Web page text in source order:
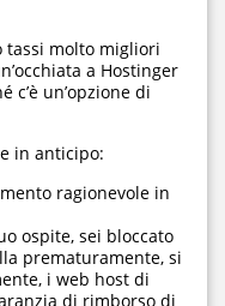
tassi molto migliori
a Hostinger
c’è un’opzione di
in anticipo:
ragionevole in
ospite, sei bloccato
prematuramente, si
i web host di
di rimborso di